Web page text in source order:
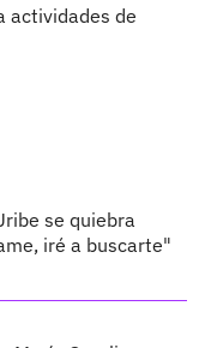
actividades de
se quiebra
iré a buscarte"